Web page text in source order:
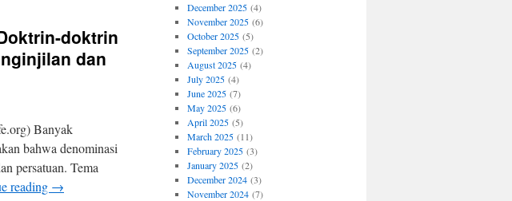
doktrin
dan
Banyak
bahwa denominasi
persatuan. Tema
reading →
December 2025(4)
November 2025(6)
October 2025(5)
September 2025(2)
August 2025(4)
July 2025(4)
June 2025(7)
May 2025(6)
April 2025(5)
March 2025(11)
February 2025(3)
January 2025(2)
December 2024(3)
November 2024(7)